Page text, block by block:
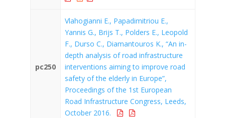
pc250
Vlahogianni E., Papadimitriou E.,
Yannis G., Brijs T., Polders E., Leopold
F., Durso C., Diamantouros K., “An in-
depth analysis of road infrastructure
interventions aiming to improve road
safety of the elderly in Europe”,
Proceedings of the 1st European
Road Infrastructure Congress, Leeds,
October 2016.